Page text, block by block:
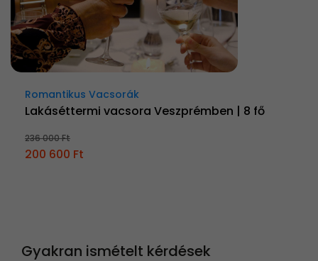
Romantikus Vacsorák
Lakáséttermi vacsora Veszprémben | 8 fő
236 000 Ft
200 600 Ft
Gyakran ismételt kérdések